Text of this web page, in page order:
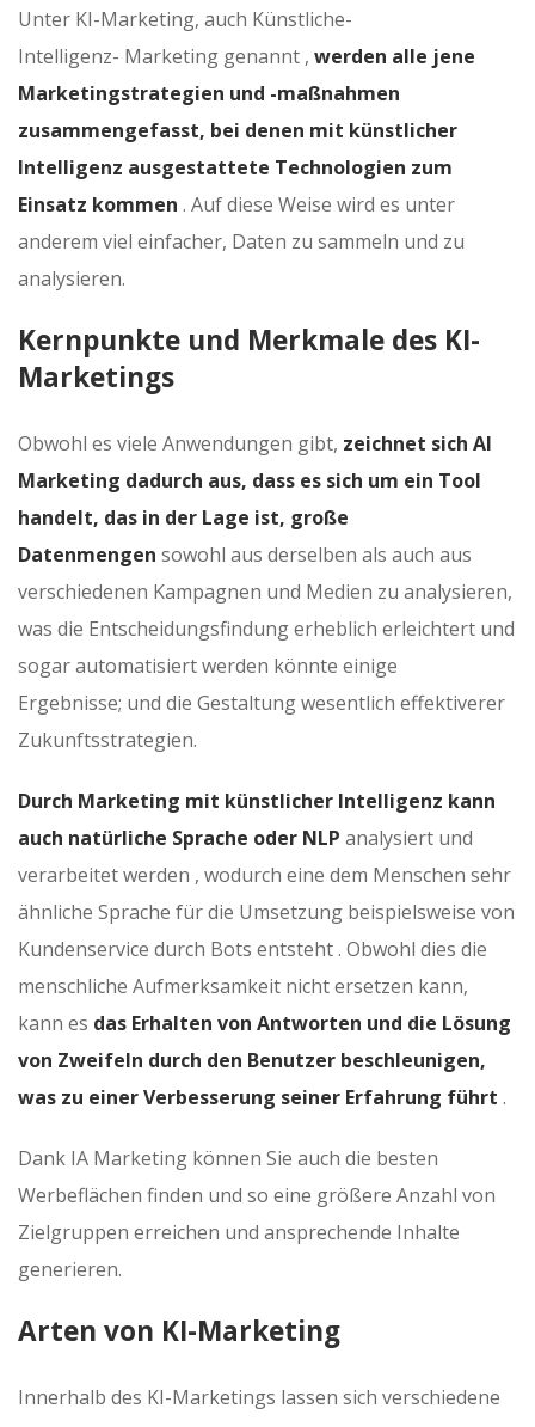
Unter KI-Marketing, auch Künstliche-
Intelligenz- Marketing genannt , werden alle jene
Marketingstrategien und -maßnahmen
zusammengefasst, bei denen mit künstlicher
Intelligenz ausgestattete Technologien zum
Einsatz kommen . Auf diese Weise wird es unter
anderem viel einfacher, Daten zu sammeln und zu
analysieren.
Kernpunkte und Merkmale des KI-
Marketings
Obwohl es viele Anwendungen gibt, zeichnet sich AI
Marketing dadurch aus, dass es sich um ein Tool
handelt, das in der Lage ist, große
Datenmengen sowohl aus derselben als auch aus
verschiedenen Kampagnen und Medien zu analysieren,
was die Entscheidungsfindung erheblich erleichtert und
sogar automatisiert werden könnte einige
Ergebnisse; und die Gestaltung wesentlich effektiverer
Zukunftsstrategien.
Durch Marketing mit künstlicher Intelligenz kann
auch natürliche Sprache oder NLP analysiert und
verarbeitet werden , wodurch eine dem Menschen sehr
ähnliche Sprache für die Umsetzung beispielsweise von
Kundenservice durch Bots entsteht . Obwohl dies die
menschliche Aufmerksamkeit nicht ersetzen kann,
kann es das Erhalten von Antworten und die Lösung
von Zweifeln durch den Benutzer beschleunigen,
was zu einer Verbesserung seiner Erfahrung führt .
Dank IA Marketing können Sie auch die besten
Werbeflächen finden und so eine größere Anzahl von
Zielgruppen erreichen und ansprechende Inhalte
generieren.
Arten von KI-Marketing
Innerhalb des KI-Marketings lassen sich verschiedene